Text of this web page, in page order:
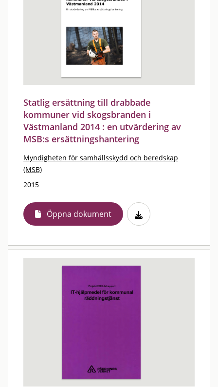
Statlig ersättning till drabbade
kommuner vid skogsbranden i
Västmanland 2014 : en utvärdering av
MSB:s ersättningshantering
Myndigheten för samhällsskydd och beredskap
(MSB)
2015
Öppna dokument